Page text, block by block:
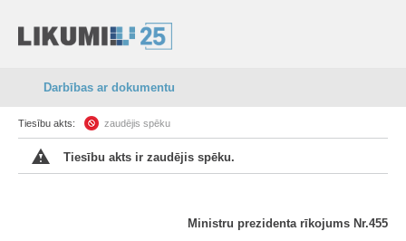
Darbības ar dokumentu
Tiesību akts: zaudējis spēku
Tiesību akts ir zaudējis spēku.
Ministru prezidenta rīkojums Nr.455